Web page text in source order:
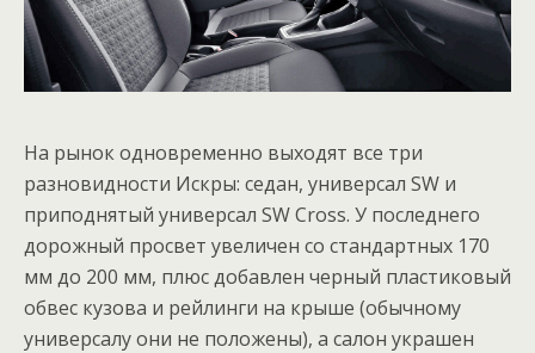
На рынок одновременно выходят все три
разновидности Искры: седан, универсал SW и
приподнятый универсал SW Cross. У последнего
дорожный просвет увеличен со стандартных 170
мм до 200 мм, плюс добавлен черный пластиковый
обвес кузова и рейлинги на крыше (обычному
универсалу они не положены), а салон украшен